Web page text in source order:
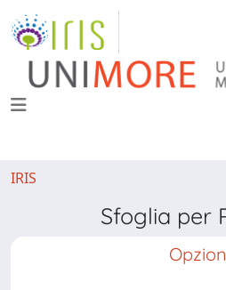
IRIS
Sfoglia per